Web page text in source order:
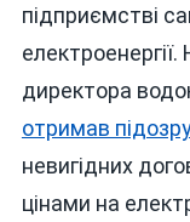
підприємстві
директора
отримав
невигідних
цінами на